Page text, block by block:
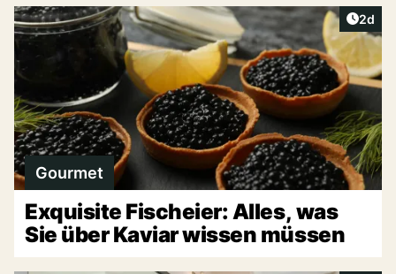
2d
Gourmet
Exquisite Fischeier: Alles, was
Sie über Kaviar wissen müssen